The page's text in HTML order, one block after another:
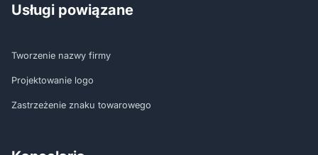
Usługi powiązane
Tworzenie nazwy firmy
Projektowanie logo
Zastrzeżenie znaku towarowego